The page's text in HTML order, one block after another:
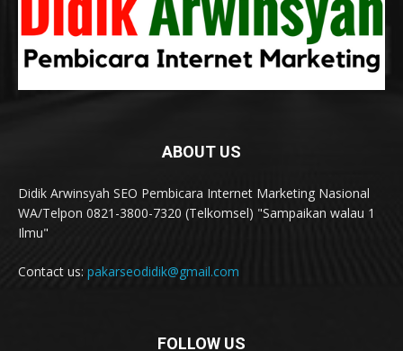
ABOUT US
Didik Arwinsyah SEO Pembicara Internet Marketing Nasional
WA/Telpon 0821-3800-7320 (Telkomsel) "Sampaikan walau 1
Ilmu"
Contact us: pakarseodidik@gmail.com
FOLLOW US